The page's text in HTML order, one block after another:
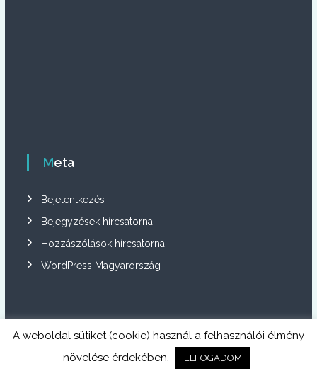
Meta
Bejelentkezés
Bejegyzések hírcsatorna
Hozzászólások hírcsatorna
WordPress Magyarország
Szentjánosbogár közösségAll rights reserved. Theme:
Flashby ThemeGrill. Powered byWordPress
A weboldal sütiket (cookie) használ a felhasználói élmény
növelése érdekében.
ELFOGADOM